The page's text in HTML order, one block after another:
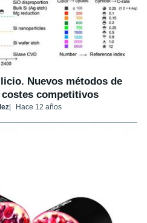
Nuevos métodos de
competitivos
Hace 12 años